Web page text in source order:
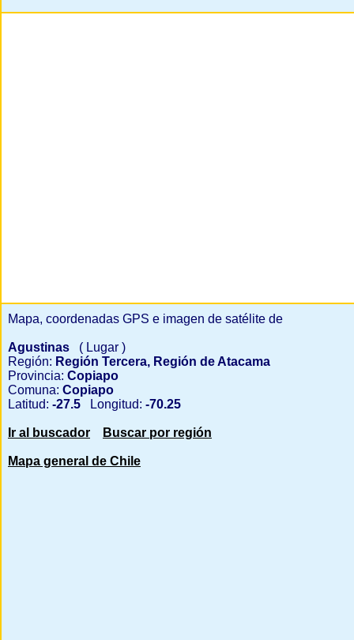
Mapa, coordenadas GPS e imagen de satélite de
Agustinas
( Lugar )
Región: Región Tercera, Región de Atacama
Provincia: Copiapo
Comuna: Copiapo
Latitud: -27.5 Longitud: -70.25
Ir al buscador Buscar por región
Mapa general de Chile